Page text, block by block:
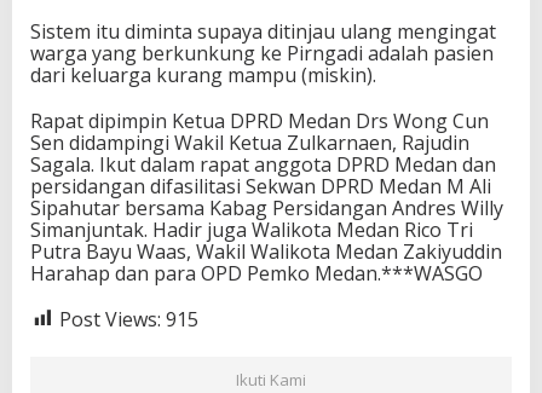
Sistem itu diminta supaya ditinjau ulang mengingat
warga yang berkunkung ke Pirngadi adalah pasien
dari keluarga kurang mampu (miskin).
Rapat dipimpin Ketua DPRD Medan Drs Wong Cun
Sen didampingi Wakil Ketua Zulkarnaen, Rajudin
Sagala. Ikut dalam rapat anggota DPRD Medan dan
persidangan difasilitasi Sekwan DPRD Medan M Ali
Sipahutar bersama Kabag Persidangan Andres Willy
Simanjuntak. Hadir juga Walikota Medan Rico Tri
Putra Bayu Waas, Wakil Walikota Medan Zakiyuddin
Harahap dan para OPD Pemko Medan.***WASGO
Post Views: 915
Ikuti Kami